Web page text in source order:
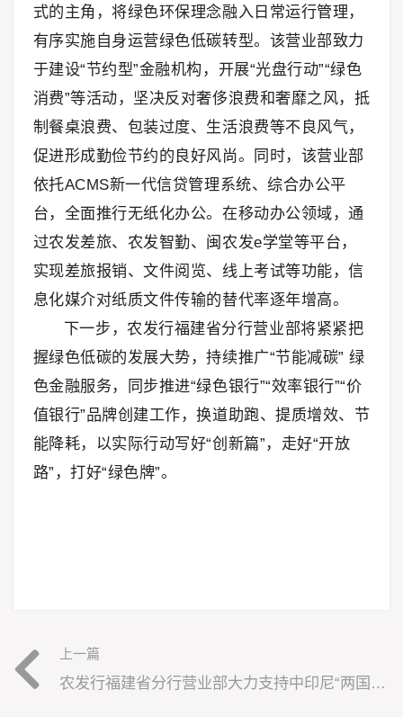
式的主角，将绿色环保理念融入日常运行管理，
有序实施自身运营绿色低碳转型。该营业部致力
于建设“节约型”金融机构，开展“光盘行动”“绿色
消费”等活动，坚决反对奢侈浪费和奢靡之风，抵
制餐桌浪费、包装过度、生活浪费等不良风气，
促进形成勤俭节约的良好风尚。同时，该营业部
依托ACMS新一代信贷管理系统、综合办公平
台，全面推行无纸化办公。在移动办公领域，通
过农发差旅、农发智勤、闽农发e学堂等平台，
实现差旅报销、文件阅览、线上考试等功能，信
息化媒介对纸质文件传输的替代率逐年增高。
下一步，农发行福建省分行营业部将紧紧把
握绿色低碳的发展大势，持续推广“节能减碳” 绿
色金融服务，同步推进“绿色银行”“效率银行”“价
值银行”品牌创建工作，换道助跑、提质增效、节
能降耗，以实际行动写好“创新篇”，走好“开放
路”，打好“绿色牌”。
上一篇
农发行福建省分行营业部大力支持中印尼“两国双园”基建配套设施